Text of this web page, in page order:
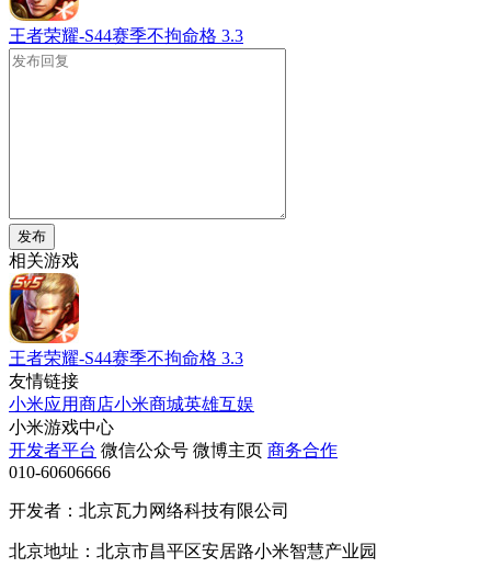
王者荣耀-S44赛季不拘命格 3.3
发布
相关游戏
王者荣耀-S44赛季不拘命格 3.3
友情链接
小米应用商店小米商城英雄互娱
小米游戏中心
开发者平台 微信公众号 微博主页 商务合作
010-60606666
开发者：北京瓦力网络科技有限公司
北京地址：北京市昌平区安居路小米智慧产业园